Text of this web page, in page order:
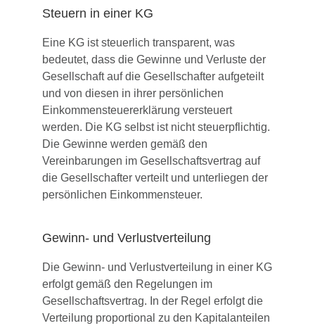
Steuern in einer KG
Eine KG ist steuerlich transparent, was
bedeutet, dass die Gewinne und Verluste der
Gesellschaft auf die Gesellschafter aufgeteilt
und von diesen in ihrer persönlichen
Einkommensteuererklärung versteuert
werden. Die KG selbst ist nicht steuerpflichtig.
Die Gewinne werden gemäß den
Vereinbarungen im Gesellschaftsvertrag auf
die Gesellschafter verteilt und unterliegen der
persönlichen Einkommensteuer.
Gewinn- und Verlustverteilung
Die Gewinn- und Verlustverteilung in einer KG
erfolgt gemäß den Regelungen im
Gesellschaftsvertrag. In der Regel erfolgt die
Verteilung proportional zu den Kapitalanteilen